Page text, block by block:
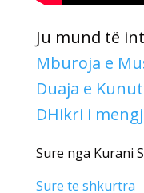
Ju mund të
Mburoja e
Duaja e
DHikri i
Sure nga Kurani
Sure te shkurtra